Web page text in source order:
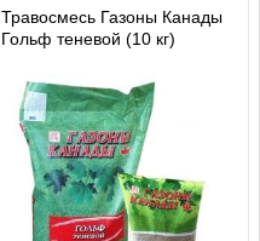
Травосмесь Газоны Канады
Гольф теневой (10 кг)